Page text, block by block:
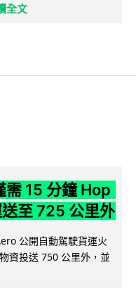
全文
需 15 分鐘 Hop
至 725 公里外
公開自動駕駛貨運火
資投送 750 公里外，並